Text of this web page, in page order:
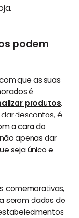
podem
que as suas
é
produtos.
descontos, é
a cara do
apenas dar
seja único e
comemorativas,
serem dados de